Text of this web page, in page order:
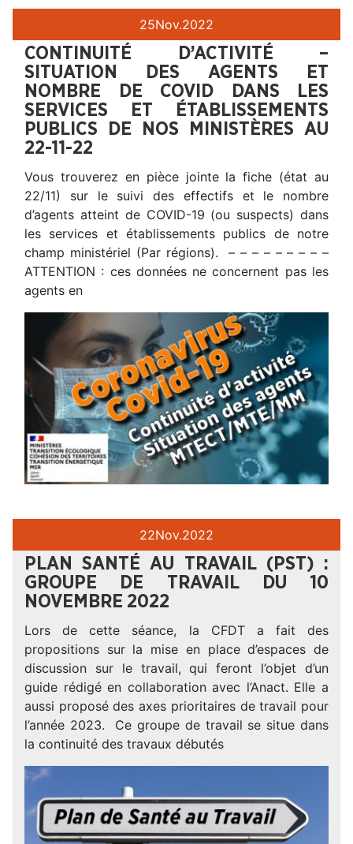
25Nov.2022
CONTINUITÉ D’ACTIVITÉ –
SITUATION DES AGENTS ET
NOMBRE DE COVID DANS LES
SERVICES ET ÉTABLISSEMENTS
PUBLICS DE NOS MINISTÈRES AU
22-11-22
Vous trouverez en pièce jointe la fiche (état au
22/11) sur le suivi des effectifs et le nombre
d’agents atteint de COVID-19 (ou suspects) dans
les services et établissements publics de notre
champ ministériel (Par régions). – – – – – – – – –
ATTENTION : ces données ne concernent pas les
agents en
22Nov.2022
PLAN SANTÉ AU TRAVAIL (PST) :
GROUPE DE TRAVAIL DU 10
NOVEMBRE 2022
Lors de cette séance, la CFDT a fait des
propositions sur la mise en place d’espaces de
discussion sur le travail, qui feront l’objet d’un
guide rédigé en collaboration avec l’Anact. Elle a
aussi proposé des axes prioritaires de travail pour
l’année 2023. Ce groupe de travail se situe dans
la continuité des travaux débutés